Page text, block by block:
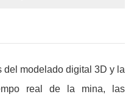
del modelado digital 3D y la
real de la mina, las